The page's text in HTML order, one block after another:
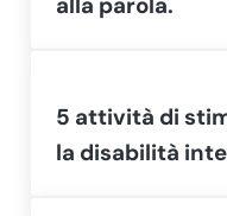
5 attività di
la disabilità